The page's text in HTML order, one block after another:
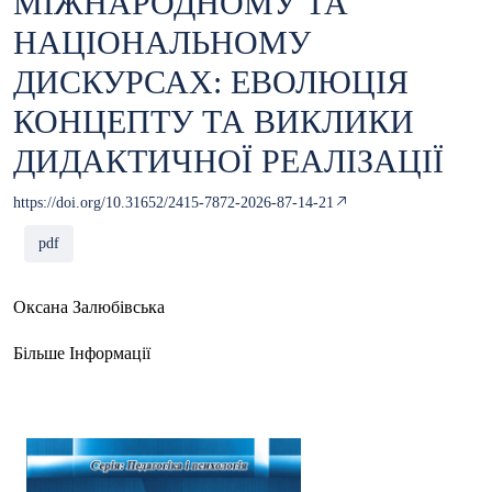
НАЦІОНАЛЬНОМУ
ДИСКУРСАХ: ЕВОЛЮЦІЯ
КОНЦЕПТУ ТА ВИКЛИКИ
ДИДАКТИЧНОЇ РЕАЛІЗАЦІЇ
https://doi.org/10.31652/2415-7872-2026-87-14-21
pdf
Оксана Залюбівська
Більше Інформації